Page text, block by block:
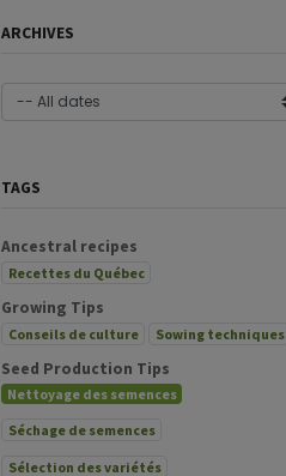
ARCHIVES
TAGS
Ancestral recipes
Recettes du Québec
Growing Tips
Conseils de culture Sowing techniques
Seed Production Tips
Nettoyage des semences
Séchage de semences
Sélection des variétés